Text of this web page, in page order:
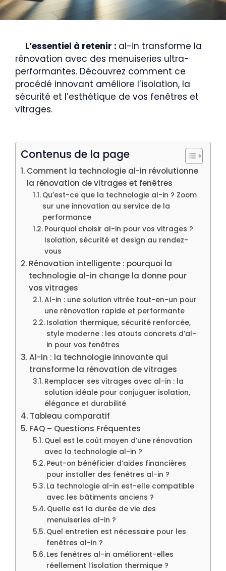
L’essentiel à retenir : al-in transforme la
rénovation avec des menuiseries ultra-
performantes. Découvrez comment ce
procédé innovant améliore l’isolation, la
sécurité et l’esthétique de vos fenêtres et
vitrages.
Contenus de la page
Comment la technologie al-in révolutionne
la rénovation de vitrages et fenêtres
Qu’est-ce que la technologie al-in ? Zoom
sur une innovation au service de la
performance
Pourquoi choisir al-in pour vos vitrages ?
Isolation, sécurité et design au rendez-
vous
Rénovation intelligente : pourquoi la
technologie al-in change la donne pour
vos vitrages
Al-in : une solution vitrée tout-en-un pour
une rénovation rapide et performante
Isolation thermique, sécurité renforcée,
style moderne : les atouts concrets d’al-
in pour vos fenêtres
Al-in : la technologie innovante qui
transforme la rénovation de vitrages
Remplacer ses vitrages avec al-in : la
solution idéale pour conjuguer isolation,
élégance et durabilité
Tableau comparatif
FAQ – Questions Fréquentes
Quel est le coût moyen d’une rénovation
avec la technologie al-in ?
Peut-on bénéficier d’aides financières
pour installer des fenêtres al-in ?
La technologie al-in est-elle compatible
avec les bâtiments anciens ?
Quelle est la durée de vie des
menuiseries al-in ?
Quel entretien est nécessaire pour les
fenêtres al-in ?
Les fenêtres al-in améliorent-elles
réellement l’isolation thermique ?